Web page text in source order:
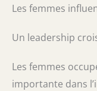
Les femmes
Un leadership
Les femmes
importante dans